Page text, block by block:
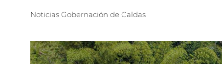
Noticias Gobernación de Caldas